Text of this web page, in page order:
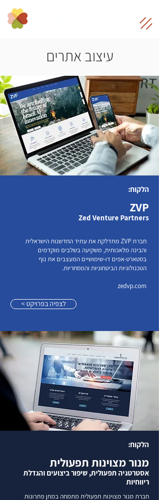
עיצוב אתרים
הלקוח:
ZVP
Zed Venture Partners
חברת ZVP מתדלקת את עתיד החדשנות הישראלית
והבינה מלאכותית, משקיעה בשלבים מוקדמים
בסטארט-אפים דו-שימושיים המעצבים את נוף
הטכנולוגיות הביטחוניות והמסחריות.
zedvp.com
< לצפיה בפרויקט
הלקוח:
מנור מצוינות תפעולית
אסטרטגיה תפעולית, שיפור ביצועים והגדלת
ריווחיות
חברת מנור מצוינות תפעולית מתמחה במתן פתרונות